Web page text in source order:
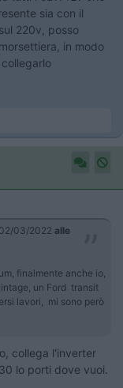
sia con il
220v, posso
in modo
02/03/2022 alle
finalmente anche io,
un Ford transit
lavori, mi sono però
collega l'inverter
lo porti dove vuoi.